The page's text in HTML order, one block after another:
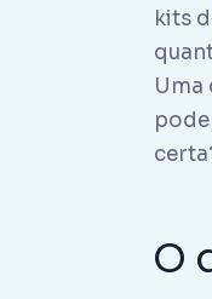
kits
Uma
O